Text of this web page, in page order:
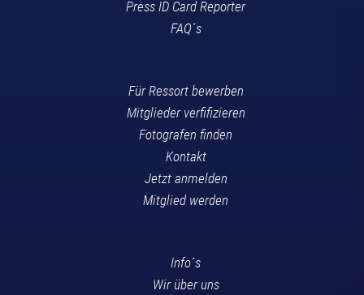
Press ID Card Reporter
FAQ´s
Für Ressort bewerben
Mitglieder verfifizieren
Fotografen finden
Kontakt
Jetzt anmelden
Mitglied werden
Info´s
Wir über uns